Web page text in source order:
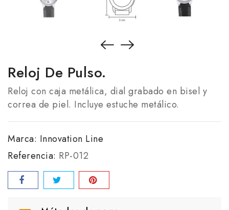
Reloj De Pulso.
Reloj con caja metálica, dial grabado en bisel y
correa de piel. Incluye estuche metálico.
Marca: Innovation Line
Referencia: RP-012